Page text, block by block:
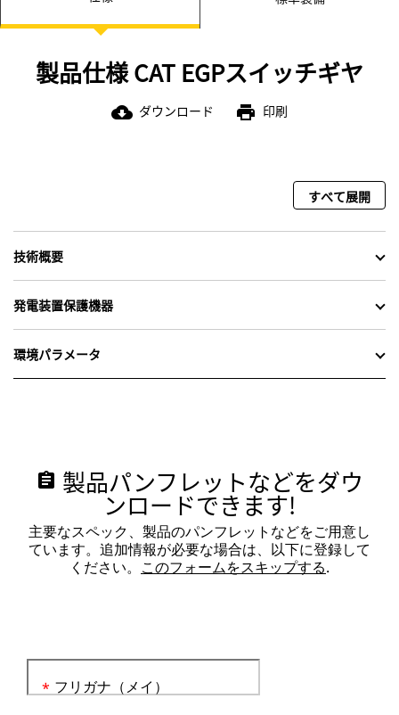
度、エンジン作動時間、始動回数のゲージを備えたエン
製品仕様 CAT EGPスイッチギヤ
cloud_download ダウンロード print 印刷
すべて展開
技術概要
発電装置保護機器
環境パラメータ
assignment 製品パンフレットなどをダウ
ンロードできます!
主要なスペック、製品のパンフレットなどをご用意し
ています。追加情報が必要な場合は、以下に登録して
ください。 このフォームをスキップする.
フリガナ（メイ）
*